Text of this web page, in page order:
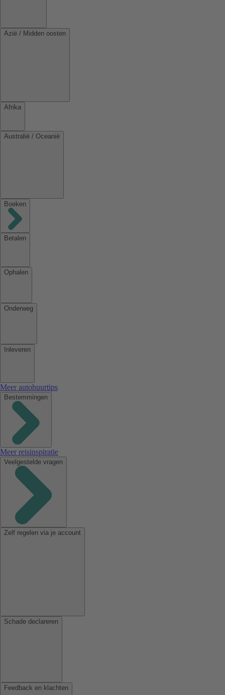
Azië / Midden oosten
Afrika
Australië / Oceanië
Boeken
Betalen
Ophalen
Onderweg
Inleveren
Meer autohuurtips
Bestemmingen
Meer reisinspiratie
Veelgestelde vragen
Zelf regelen via je account
Schade declareren
Feedback en klachten